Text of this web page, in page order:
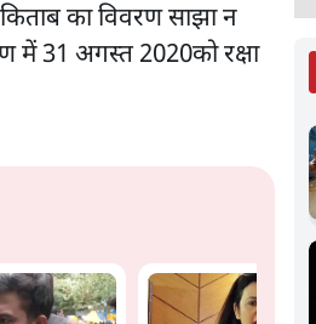
का विवरण साझा न
31 अगस्त 2020को रक्षा